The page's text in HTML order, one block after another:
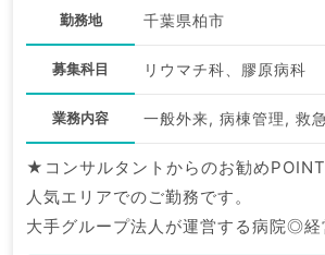
勤務地 千葉県柏市
募集科目 リウマチ科、膠原病科
業務内容 一般外来, 病棟管理, 救
★コンサルタントからのお勧め
人気エリアでのご勤務です。
大手グループ法人が運営する病院◎経